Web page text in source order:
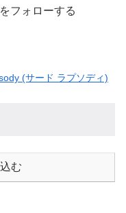
フォローする
(サード ラプソディ)
む